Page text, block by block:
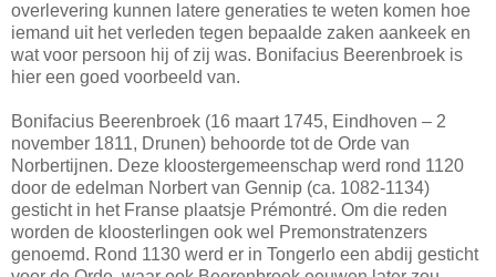
overlevering kunnen latere generaties te weten komen hoe
iemand uit het verleden tegen bepaalde zaken aankeek en
wat voor persoon hij of zij was. Bonifacius Beerenbroek is
hier een goed voorbeeld van.
Bonifacius Beerenbroek (16 maart 1745, Eindhoven – 2
november 1811, Drunen) behoorde tot de Orde van
Norbertijnen. Deze kloostergemeenschap werd rond 1120
door de edelman Norbert van Gennip (ca. 1082-1134)
gesticht in het Franse plaatsje Prémontré. Om die reden
worden de kloosterlingen ook wel Premonstratenzers
genoemd. Rond 1130 werd er in Tongerlo een abdij gesticht